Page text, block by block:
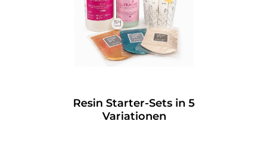
Resin Starter-Sets in 5
Variationen